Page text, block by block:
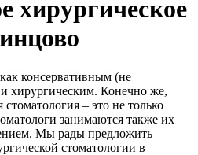
хирургическое
консервативным (не
хирургическим. Конечно же,
– это не только
занимаются также их
Мы рады предложить
стоматологии в